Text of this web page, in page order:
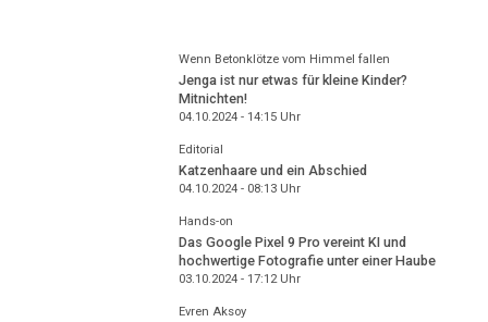
Wenn Betonklötze vom Himmel fallen
Jenga ist nur etwas für kleine Kinder?
Mitnichten!
04.10.2024 - 14:15Uhr
Editorial
Katzenhaare und ein Abschied
04.10.2024 - 08:13Uhr
Hands-on
Das Google Pixel 9 Pro vereint KI und
hochwertige Fotografie unter einer Haube
03.10.2024 - 17:12Uhr
Evren Aksoy